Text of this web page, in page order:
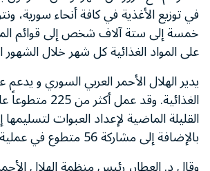
في توزيع الأغذية في كافة أنحاء سورية،
خمسة إلى ستة آلاف شخص إلى قوائم
على المواد الغذائية كل شهر خلال الشهور
يدير الهلال الأحمر العربي السوري و يدعم
الغذائية. وقد عمل
القليلة الماضية لإعداد العبوات لتسليمها
بالإضافة إلى مشاركة 56 متطوع في عملية التوزيع.